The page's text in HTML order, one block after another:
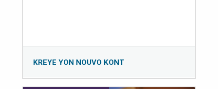
KREYE YON NOUVO KONT